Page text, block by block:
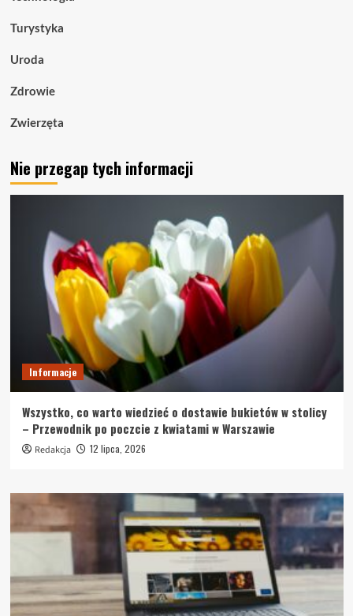
Turystyka
Uroda
Zdrowie
Zwierzęta
Nie przegap tych informacji
Informacje
Wszystko, co warto wiedzieć o dostawie bukietów w stolicy
– Przewodnik po poczcie z kwiatami w Warszawie
Redakcja 12 lipca, 2026